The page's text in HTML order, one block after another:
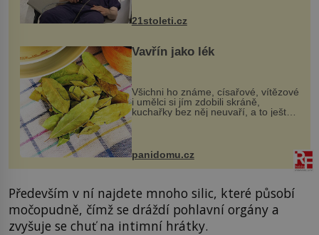
k dostatečně přesnému zacílení ...
21stoleti.cz
Vavřín jako lék
Všichni ho známe, císařové, vítězové
i umělci si jím zdobili skráně,
kuchařky bez něj neuvaří, a to ještě
nevíte, že bobkový list může výrazně
zmírnit některé naše neduhy.
Obsahuje v malém množství ně...
panidomu.cz
Především v ní najdete mnoho silic, které působí
močopudně, čímž se dráždí pohlavní orgány a
zvyšuje se chuť na intimní hrátky.